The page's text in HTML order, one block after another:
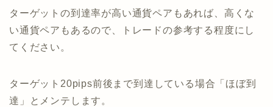
ターゲットの到達率が高い通貨ペアもあれば、高くな
い通貨ペアもあるので、トレードの参考する程度にし
てください。
ターゲット20pips前後まで到達している場合「ほぼ到
達」とメンテします。